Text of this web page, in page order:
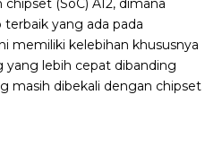
(SoC) A12, dimana
yang ada pada
memiliki kelebihan khususnya
yang lebih cepat dibanding
masih dibekali dengan chipset